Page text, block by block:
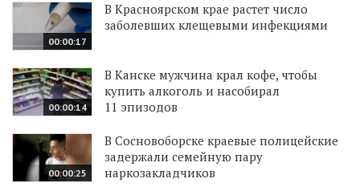
00:00:17
В Красноярском крае растет число
заболевших клещевыми инфекциями
00:00:14
В Канске мужчина крал кофе, чтобы
купить алкоголь и насобирал
11 эпизодов
00:00:25
В Сосновоборске краевые полицейские
задержали семейную пару
наркозакладчиков